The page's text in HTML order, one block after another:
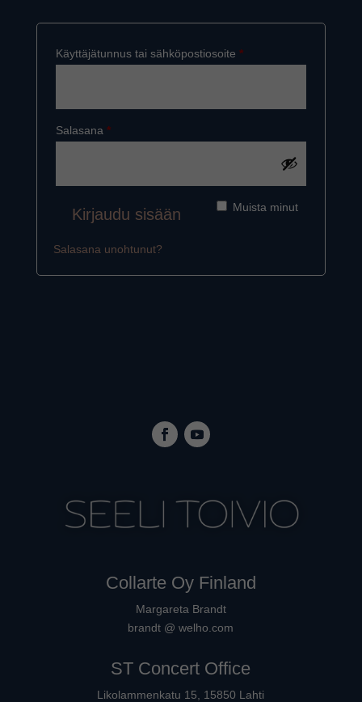
Käyttäjätunnus tai sähköpostiosoite *Vaaditaan
Salasana *Vaaditaan
Muista minut
Kirjaudu sisään
Salasana unohtunut?
Collarte Oy Finland
Margareta Brandt
brandt @ welho.com
ST Concert Office
Likolammenkatu 15, 15850 Lahti